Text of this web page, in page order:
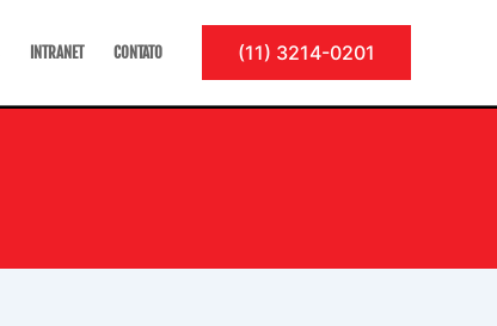
INTRANET CONTATO (11) 3214-0201